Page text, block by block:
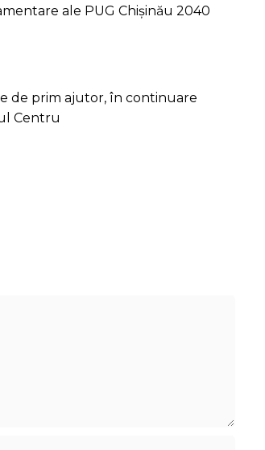
ale PUG Chișinău 2040
de prim ajutor, în continuare
Centru